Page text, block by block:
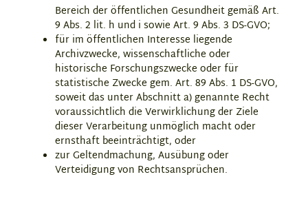
Bereich der öffentlichen Gesundheit gemäß Art.
9 Abs. 2 lit. h und i sowie Art. 9 Abs. 3 DS-GVO;
für im öffentlichen Interesse liegende
Archivzwecke, wissenschaftliche oder
historische Forschungszwecke oder für
statistische Zwecke gem. Art. 89 Abs. 1 DS-GVO,
soweit das unter Abschnitt a) genannte Recht
voraussichtlich die Verwirklichung der Ziele
dieser Verarbeitung unmöglich macht oder
ernsthaft beeinträchtigt, oder
zur Geltendmachung, Ausübung oder
Verteidigung von Rechtsansprüchen.